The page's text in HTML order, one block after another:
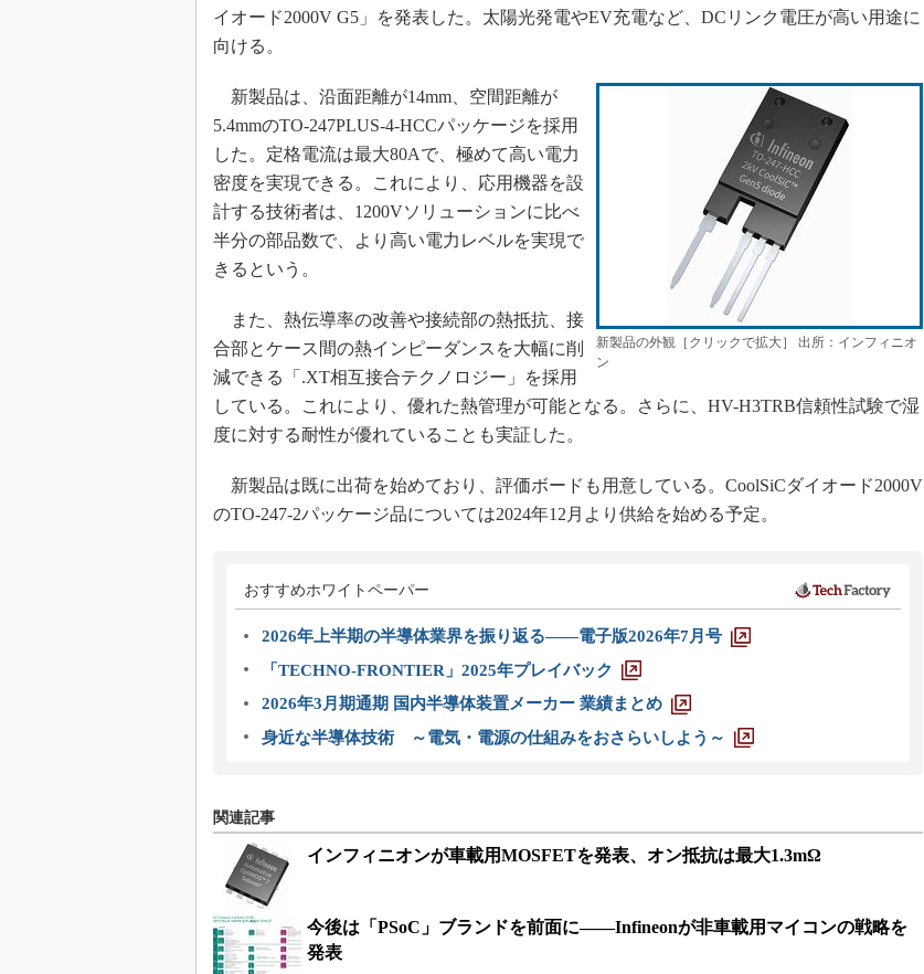
JASA発IoT通信
「英語に愛されないエンジニア」の
ための新行動論
イオード2000V G5」を発表した。太陽光発電やEV充電など、DCリンク電圧が高い用途に
向ける。
新製品の外観［クリックで拡大］ 出所：インフィニオ
ン
新製品は、沿面距離が14mm、空間距離が
5.4mmのTO-247PLUS-4-HCCパッケージを採用
した。定格電流は最大80Aで、極めて高い電力
密度を実現できる。これにより、応用機器を設
計する技術者は、1200Vソリューションに比べ
半分の部品数で、より高い電力レベルを実現で
きるという。
また、熱伝導率の改善や接続部の熱抵抗、接
合部とケース間の熱インピーダンスを大幅に削
減できる「.XT相互接合テクノロジー」を採用
している。これにより、優れた熱管理が可能となる。さらに、HV-H3TRB信頼性試験で湿
度に対する耐性が優れていることも実証した。
新製品は既に出荷を始めており、評価ボードも用意している。CoolSiCダイオード2000V
のTO-247-2パッケージ品については2024年12月より供給を始める予定。
おすすめホワイトペーパー
2026年上半期の半導体業界を振り返る――電子版2026年7月号
「TECHNO-FRONTIER」2025年プレイバック
2026年3月期通期 国内半導体装置メーカー 業績まとめ
身近な半導体技術 ～電気・電源の仕組みをおさらいしよう～
関連記事
インフィニオンが車載用MOSFETを発表、オン抵抗は最大1.3mΩ
今後は「PSoC」ブランドを前面に――Infineonが非車載用マイコンの戦略を
発表